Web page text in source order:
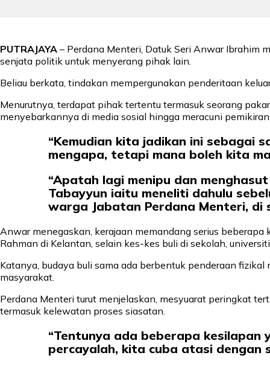
PUTRAJAYA – Perdana Menteri, Datuk Seri Anwar Ibrahim
senjata politik untuk menyerang pihak lain.
Beliau berkata, tindakan mempergunakan penderitaan
Menurutnya, terdapat pihak tertentu termasuk seorang
menyebarkannya di media sosial hingga meracuni
“Kemudian kita jadikan ini sebagai
mengapa, tetapi mana boleh kita
“Apatah lagi menipu dan
Tabayyun iaitu meneliti dahulu
warga Jabatan Perdana Menteri, di
Anwar menegaskan, kerajaan memandang serius
Rahman di Kelantan, selain kes-kes buli di sekolah,
Katanya, budaya buli sama ada berbentuk penderaan
masyarakat.
Perdana Menteri turut menjelaskan, mesyuarat peringkat
termasuk kelewatan proses siasatan.
“Tentunya ada beberapa
percayalah, kita cuba atasi dengan